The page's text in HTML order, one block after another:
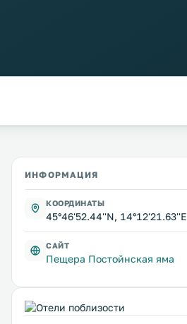
ИНФОРМАЦИЯ
КООРДИНАТЫ
45°46'52.44''N, 14°12'21.63''E
САЙТ
Пещера Постойнская яма